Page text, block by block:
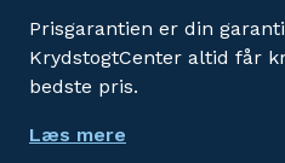
Prisgarantien er din
KrydstogtCenter altid får
bedste pris.
Læs mere